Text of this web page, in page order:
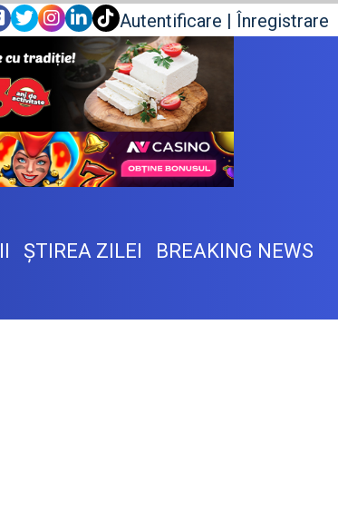
Autentificare | Înregistrare
ŞTIREA ZILEI BREAKING NEWS